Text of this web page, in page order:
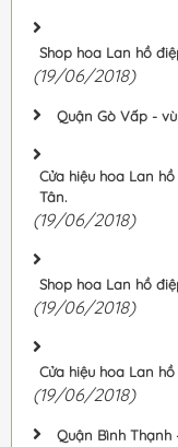
Shop hoa Lan hồ
(19/06/2018)
Quận Gò Vấp -
Cửa hiệu hoa Lan
Tân.
(19/06/2018)
Shop hoa Lan hồ
(19/06/2018)
Cửa hiệu hoa Lan
(19/06/2018)
Quận Bình